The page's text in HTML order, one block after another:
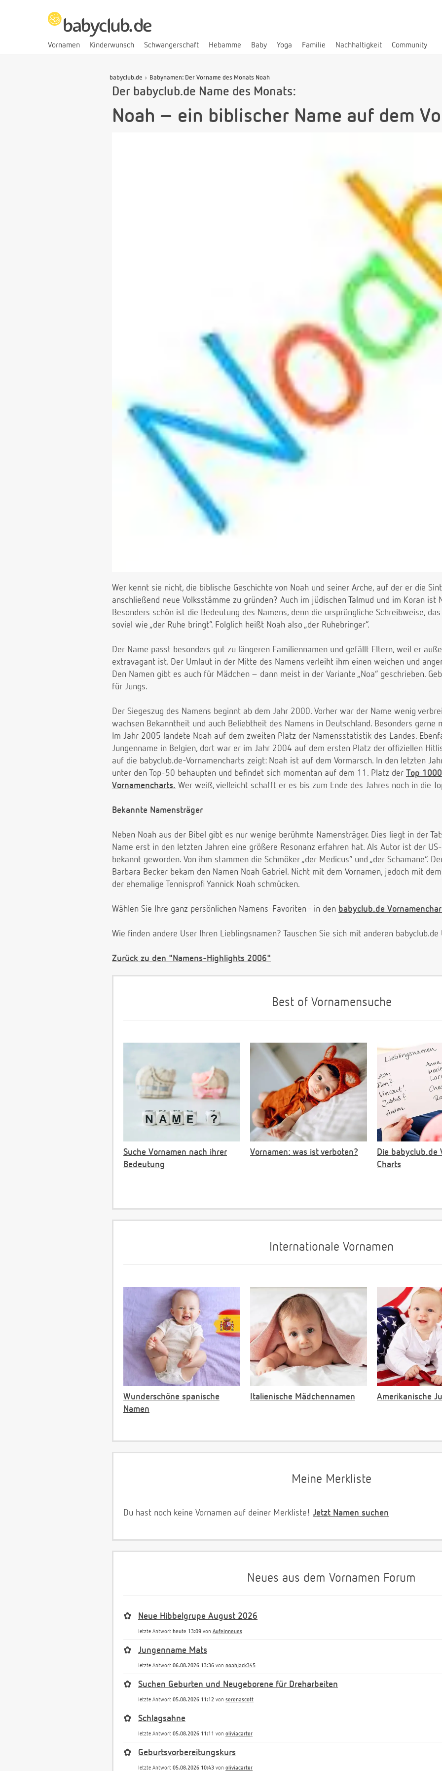
Vornamen Kinderwunsch Schwangerschaft Hebamme Baby Yoga Familie Nachhaltigkeit Community
babyclub.de Babynamen: Der Vorname des Monats Noah
Der babyclub.de Name des Monats:
Noah – ein biblischer Name auf dem
Wer kennt sie nicht, die biblische Geschichte von Noah und seiner Arche, auf der er die
anschließend neue Volksstämme zu gründen? Auch im jüdischen Talmud und im Koran ist
Besonders schön ist die Bedeutung des Namens, denn die ursprüngliche Schreibweise, das
soviel wie „der Ruhe bringt“. Folglich heißt Noah also „der Ruhebringer“.
Der Name passt besonders gut zu längeren Familiennamen und gefällt Eltern, weil er
extravagant ist. Der Umlaut in der Mitte des Namens verleiht ihm einen weichen und
Den Namen gibt es auch für Mädchen – dann meist in der Variante „Noa“ geschrieben.
für Jungs.
Der Siegeszug des Namens beginnt ab dem Jahr 2000. Vorher war der Name wenig
wachsen Bekanntheit und auch Beliebtheit des Namens in Deutschland. Besonders gerne
Im Jahr 2005 landete Noah auf dem zweiten Platz der Namensstatistik des Landes.
Jungenname in Belgien, dort war er im Jahr 2004 auf dem ersten Platz der offiziellen
auf die babyclub.de-Vornamencharts zeigt: Noah ist auf dem Vormarsch. In den letzten
unter den Top-50 behaupten und befindet sich momentan auf dem 11. Platz der Top
Vornamencharts. Wer weiß, vielleicht schafft er es bis zum Ende des Jahres noch in die
Bekannte Namensträger
Neben Noah aus der Bibel gibt es nur wenige berühmte Namensträger. Dies liegt in der
Name erst in den letzten Jahren eine größere Resonanz erfahren hat. Als Autor ist der
bekannt geworden. Von ihm stammen die Schmöker „der Medicus“ und „der Schamane“.
Barbara Becker bekam den Namen Noah Gabriel. Nicht mit dem Vornamen, jedoch mit
der ehemalige Tennisprofi Yannick Noah schmücken.
Wählen Sie Ihre ganz persönlichen Namens-Favoriten - in den babyclub.de
Wie finden andere User Ihren Lieblingsnamen? Tauschen Sie sich mit anderen
Zurück zu den "Namens-Highlights 2006"
Best of Vornamensuche
Suche Vornamen nach ihrer
Bedeutung
Vornamen: was ist verboten?
Die babyclub.de
Charts
Internationale Vornamen
Wunderschöne spanische
Namen
Italienische Mädchennamen Amerikanische
Meine Merkliste
Du hast noch keine Vornamen auf deiner Merkliste! Jetzt Namen suchen
Neues aus dem Vornamen Forum
✿ Neue Hibbelgrupe August 2026
letzte Antwort heute 13:09 von Aufeinneues
✿ Jungenname Mats
letzte Antwort 06.08.2026 13:36 von noahjack345
✿ Suchen Geburten und Neugeborene für Dreharbeiten
letzte Antwort 05.08.2026 11:12 von serenascott
✿ Schlagsahne
letzte Antwort 05.08.2026 11:11 von oliviacarter
✿ Geburtsvorbereitungskurs
letzte Antwort 05.08.2026 10:43 von oliviacarter